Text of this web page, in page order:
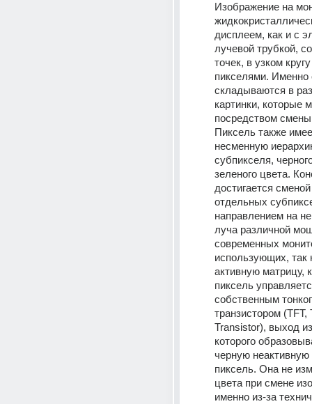
Изображение на
дисплеем, как и с
лучевой трубкой,
точек, в узком
пикселями. Именно
складываются в
картинки, которые
посредством
Пиксель также
несменную
субпикселя,
зеленого цвета.
достигается
отдельных
направлением на
луча различной
современных
использующих,
активную матрицу,
пиксель
собственным
транзистором (TFT,
Transistor), выход
которого
черную неактивную
пиксель. Она не
цвета при смене
именно из-за